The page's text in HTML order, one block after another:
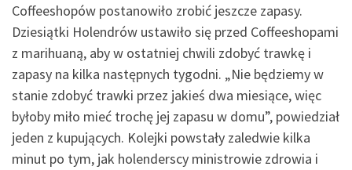
Coffeeshopów postanowiło zrobić jeszcze zapasy.
Dziesiątki Holendrów ustawiło się przed Coffeeshopami
z marihuaną, aby w ostatniej chwili zdobyć trawkę i
zapasy na kilka następnych tygodni. „Nie będziemy w
stanie zdobyć trawki przez jakieś dwa miesiące, więc
byłoby miło mieć trochę jej zapasu w domu”, powiedział
jeden z kupujących. Kolejki powstały zaledwie kilka
minut po tym, jak holenderscy ministrowie zdrowia i